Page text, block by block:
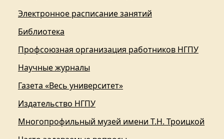
Электронное расписание занятий
Библиотека
Профсоюзная организация работников НГПУ
Научные журналы
Газета «Весь университет»
Издательство НГПУ
Многопрофильный музей имени Т.Н. Троицкой